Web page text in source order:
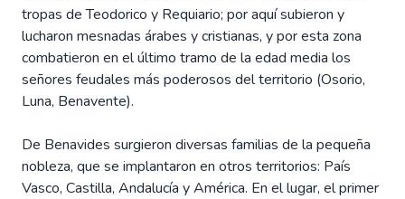
tropas de Teodorico y Requiario; por aquí subieron y
lucharon mesnadas árabes y cristianas, y por esta zona
combatieron en el último tramo de la edad media los
señores feudales más poderosos del territorio (Osorio,
Luna, Benavente).
De Benavides surgieron diversas familias de la pequeña
nobleza, que se implantaron en otros territorios: País
Vasco, Castilla, Andalucía y América. En el lugar, el primer